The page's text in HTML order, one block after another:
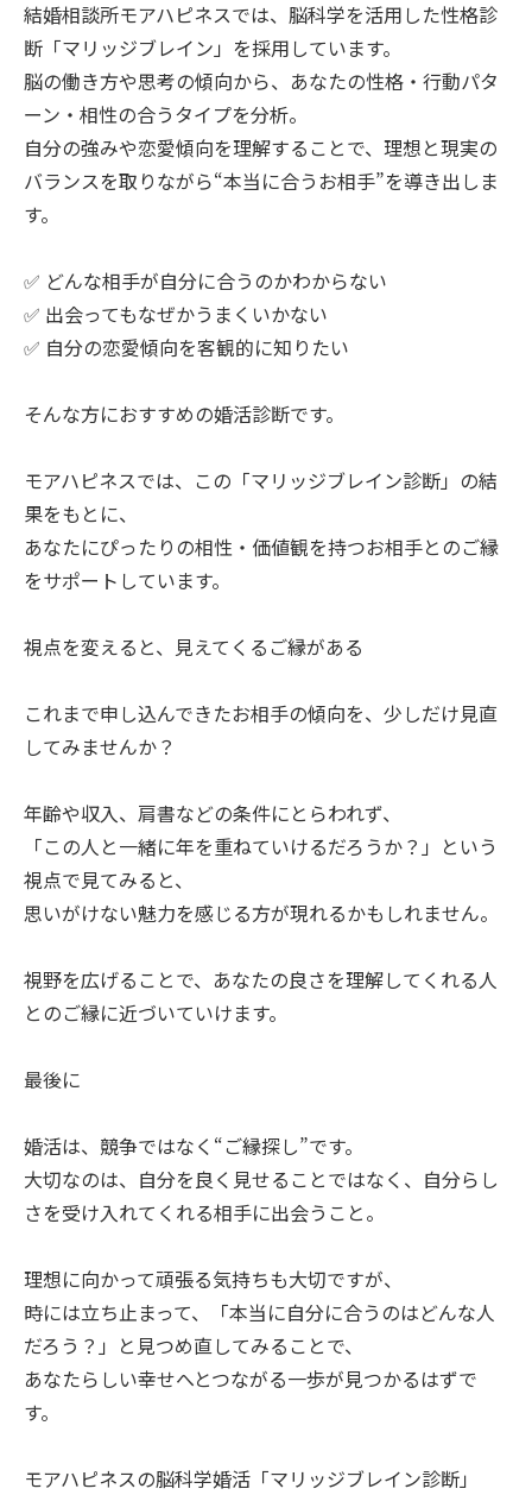
結婚相談所モアハピネスでは、脳科学を活用した性格診
断「マリッジブレイン」を採用しています。
脳の働き方や思考の傾向から、あなたの性格・行動パタ
ーン・相性の合うタイプを分析。
自分の強みや恋愛傾向を理解することで、理想と現実の
バランスを取りながら“本当に合うお相手”を導き出しま
す。
✅ どんな相手が自分に合うのかわからない
✅ 出会ってもなぜかうまくいかない
✅ 自分の恋愛傾向を客観的に知りたい
そんな方におすすめの婚活診断です。
モアハピネスでは、この「マリッジブレイン診断」の結
果をもとに、
あなたにぴったりの相性・価値観を持つお相手とのご縁
をサポートしています。
視点を変えると、見えてくるご縁がある
これまで申し込んできたお相手の傾向を、少しだけ見直
してみませんか？
年齢や収入、肩書などの条件にとらわれず、
「この人と一緒に年を重ねていけるだろうか？」という
視点で見てみると、
思いがけない魅力を感じる方が現れるかもしれません。
視野を広げることで、あなたの良さを理解してくれる人
とのご縁に近づいていけます。
最後に
婚活は、競争ではなく“ご縁探し”です。
大切なのは、自分を良く見せることではなく、自分らし
さを受け入れてくれる相手に出会うこと。
理想に向かって頑張る気持ちも大切ですが、
時には立ち止まって、「本当に自分に合うのはどんな人
だろう？」と見つめ直してみることで、
あなたらしい幸せへとつながる一歩が見つかるはずで
す。
モアハピネスの脳科学婚活「マリッジブレイン診断」